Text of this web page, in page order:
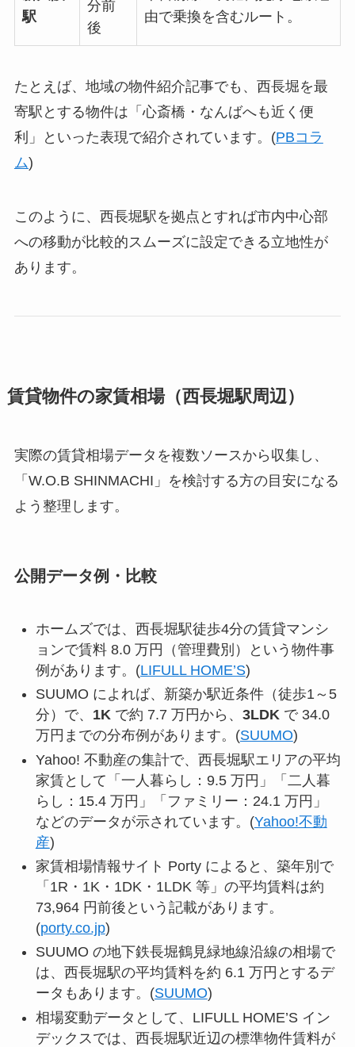
駅
分前
後
由で乗換を含むルート。
たとえば、地域の物件紹介記事でも、西長堀を最
寄駅とする物件は「心斎橋・なんばへも近く便
利」といった表現で紹介されています。(PBコラ
ム)
このように、西長堀駅を拠点とすれば市内中心部
への移動が比較的スムーズに設定できる立地性が
あります。
賃貸物件の家賃相場（西長堀駅周辺）
実際の賃貸相場データを複数ソースから収集し、
「W.O.B SHINMACHI」を検討する方の目安になる
よう整理します。
公開データ例・比較
ホームズでは、西長堀駅徒歩4分の賃貸マンシ
ョンで賃料 8.0 万円（管理費別）という物件事
例があります。(LIFULL HOME’S)
SUUMO によれば、新築か駅近条件（徒歩1～5
分）で、 1Kで約 7.7 万円から、 3LDKで 34.0
万円までの分布例があります。(SUUMO)
Yahoo! 不動産の集計で、西長堀駅エリアの平均
家賃として「一人暮らし：9.5 万円」「二人暮
らし：15.4 万円」「ファミリー：24.1 万円」
などのデータが示されています。(Yahoo!不動
産)
家賃相場情報サイト Porty によると、築年別で
「1R・1K・1DK・1LDK 等」の平均賃料は約
73,964 円前後という記載があります。
(porty.co.jp)
SUUMO の地下鉄長堀鶴見緑地線沿線の相場で
は、西長堀駅の平均賃料を約 6.1 万円とするデ
ータもあります。(SUUMO)
相場変動データとして、LIFULL HOME’S イン
デックスでは、西長堀駅近辺の標準物件賃料が